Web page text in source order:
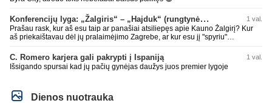
Konferencijų lyga: „Žalgiris“ – „Hajduk“ (rungtynės tiesiogiai) 1 val.
Prašau rask, kur aš esu taip ar panašiai atsiliepęs apie Kauno Žalgirį? Kur
aš priekaištavau dėl jų pralaimėjimo Zagrebe, ar kur esu jį "spyriu"
C. Romero karjera gali pakrypti į Ispaniją 1 val.
Išsigando spursai kad jų pačių gynėjas daužys juos premier lygoje
Dienos nuotrauka